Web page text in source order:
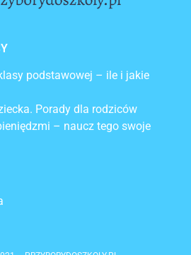
podstawowej – ile i jakie
Porady dla rodziców
– naucz tego swoje